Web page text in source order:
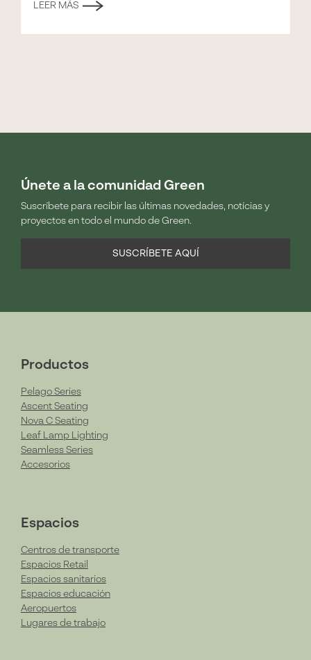
LEER MÁS
Únete a la comunidad Green
Suscríbete para recibir las últimas novedades, notícias y
proyectos en todo el mundo de Green.
SUSCRÍBETE AQUÍ
Productos
Pelago Series
Ascent Seating
Nova C Seating
Leaf Lamp Lighting
Seamless Series
Accesorios
Espacios
Centros de transporte
Espacios Retail
Espacios sanitarios
Espacios educación
Aeropuertos
Lugares de trabajo